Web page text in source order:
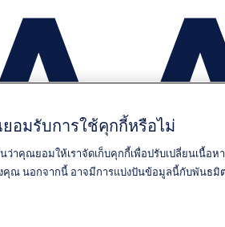
อมรับการใช้คุกกี้หรือไม่
ว่าคุณยอมให้เราจัดเก็บคุกกี้เพื่อปรับเปลี่ยนเนื้
งคุณ นอกจากนี้ อาจมีการแบ่งปันข้อมูลนี้กับพันธมิ